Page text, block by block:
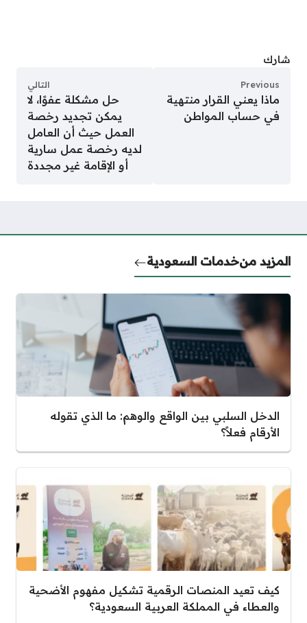
شارك
Previous
ماذا يعني القرار منتهية
في حساب المواطن
التالي
حل مشكلة عفوًا، لا
يمكن تجديد رخصة
العمل حيث أن العامل
لديه رخصة عمل سارية
أو الإقامة غير مجددة
المزيد منخدمات السعودية
الدخل السلبي بين الواقع والوهم: ما الذي تقوله
الأرقام فعلاً؟
كيف تعيد المنصات الرقمية تشكيل مفهوم الأضحية
والعطاء في المملكة العربية السعودية؟